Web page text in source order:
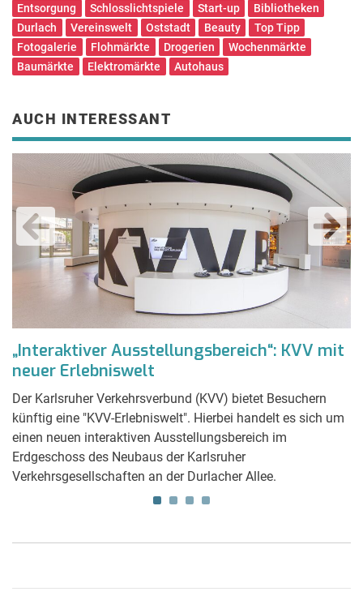
Entsorgung
Schlosslichtspiele Start-up
Bibliotheken
Durlach
Vereinswelt Oststadt Beauty
Top Tipp
Fotogalerie
Flohmärkte Drogerien
Wochenmärkte
Baumärkte
Elektromärkte Autohaus
AUCH INTERESSANT
„Interaktiver Ausstellungsbereich“: KVV mit
neuer Erlebniswelt
Der Karlsruher Verkehrsverbund (KVV) bietet Besuchern
künftig eine "KVV-Erlebniswelt". Hierbei handelt es sich um
einen neuen interaktiven Ausstellungsbereich im
Erdgeschoss des Neubaus der Karlsruher
Verkehrsgesellschaften an der Durlacher Allee.